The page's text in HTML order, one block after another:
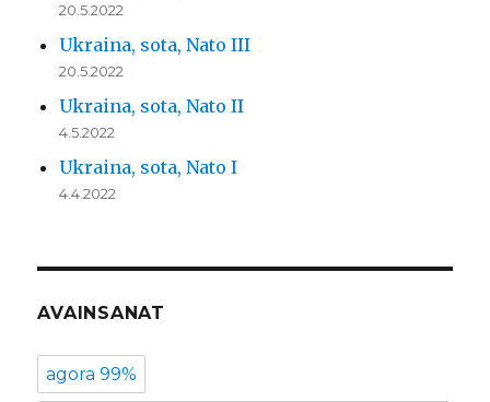
20.5.2022
Ukraina, sota, Nato III
20.5.2022
Ukraina, sota, Nato II
4.5.2022
Ukraina, sota, Nato I
4.4.2022
AVAINSANAT
agora 99%